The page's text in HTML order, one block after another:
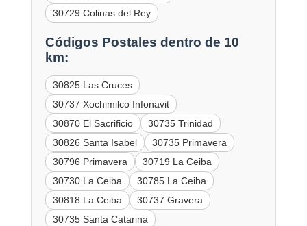
30729 Colinas del Rey
Códigos Postales dentro de 10
km:
30825 Las Cruces
30737 Xochimilco Infonavit
30870 El Sacrificio
30735 Trinidad
30826 Santa Isabel
30735 Primavera
30796 Primavera
30719 La Ceiba
30730 La Ceiba
30785 La Ceiba
30818 La Ceiba
30737 Gravera
30735 Santa Catarina